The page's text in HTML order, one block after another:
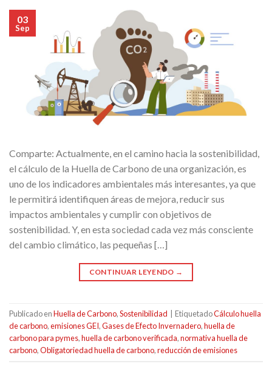
03
Sep
Comparte: Actualmente, en el camino hacia la sostenibilidad,
el cálculo de la Huella de Carbono de una organización, es
uno de los indicadores ambientales más interesantes, ya que
le permitirá identifiquen áreas de mejora, reducir sus
impactos ambientales y cumplir con objetivos de
sostenibilidad. Y, en esta sociedad cada vez más consciente
del cambio climático, las pequeñas […]
CONTINUAR LEYENDO →
Publicado enHuella de Carbono,Sostenibilidad EtiquetadoCálculo huella
de carbono,emisiones GEI,Gases de Efecto Invernadero,huella de
carbono para pymes,huella de carbono verificada,normativa huella de
carbono,Obligatoriedad huella de carbono,reducción de emisiones